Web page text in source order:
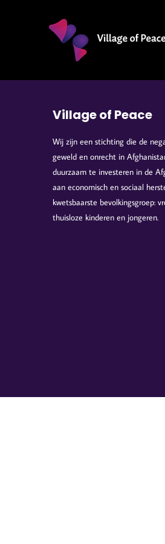
Village of Peace
Wij zijn een stichting die de
geweld en onrecht in
duurzaam te investeren in de
aan economisch en sociaal
kwetsbaarste bevolkingsgroep:
thuisloze kinderen en jongeren.